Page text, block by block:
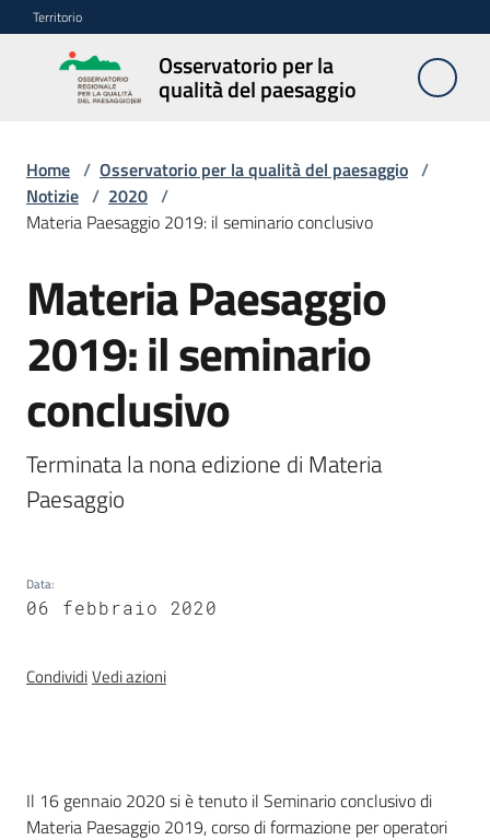
Vai al contenuto
Vai alla navigazione
Vai al footer
Territorio
Osservatorio per la
qualità del paesaggio
Osservatorio
per la
paesaggio
l'Osservatorio
Obiettivi
Pubblicazioni
e
multimedia
dati
autorizzazioni
Home / Osservatorio per la qualità del paesaggio /
Notizie / 2020 /
Materia Paesaggio 2019: il seminario conclusivo
Salta al contenuto
Materia Paesaggio
2019: il seminario
conclusivo
Terminata la nona edizione di Materia
Paesaggio
Data:
06 febbraio 2020
CondividiVedi azioni
Introduzione
Il 16 gennaio 2020 si è tenuto il Seminario conclusivo di
Materia Paesaggio 2019, corso di formazione per operatori